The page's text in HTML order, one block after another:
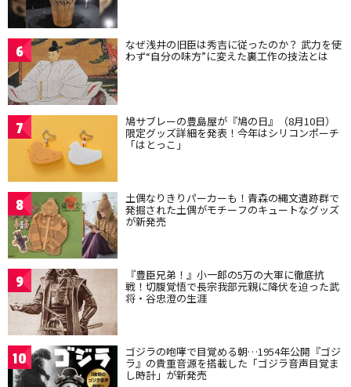
6 なぜ浅井の旧臣は秀吉に従ったのか？ 武力を使
わず“自分の味方”に変えた裏工作の技法とは
7 鳩サブレーの豊島屋が『鳩の日』（8月10日）
限定グッズ詳細を発表！今年はシリコンポーチ
「はとっこ」
8 土偶なりきりパーカーも！青森の縄文遺跡群で
発掘された土偶がモチーフのキュートなグッズ
が新発売
9 『豊臣兄弟！』小一郎の5万の大軍に徹底抗
戦！切腹覚悟で長宗我部元親に降伏を迫った武
将・谷忠澄の生涯
10 ゴジラの咆哮で目覚める朝…1954年公開『ゴジ
ラ』の貴重音源を搭載した「ゴジラ音声目覚ま
し時計」が新発売